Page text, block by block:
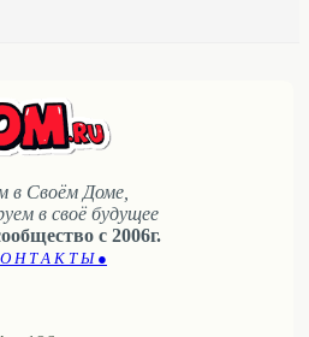
в Своём Доме,
в своё будущее
с 2006г.
Н Т А К Т Ы ●